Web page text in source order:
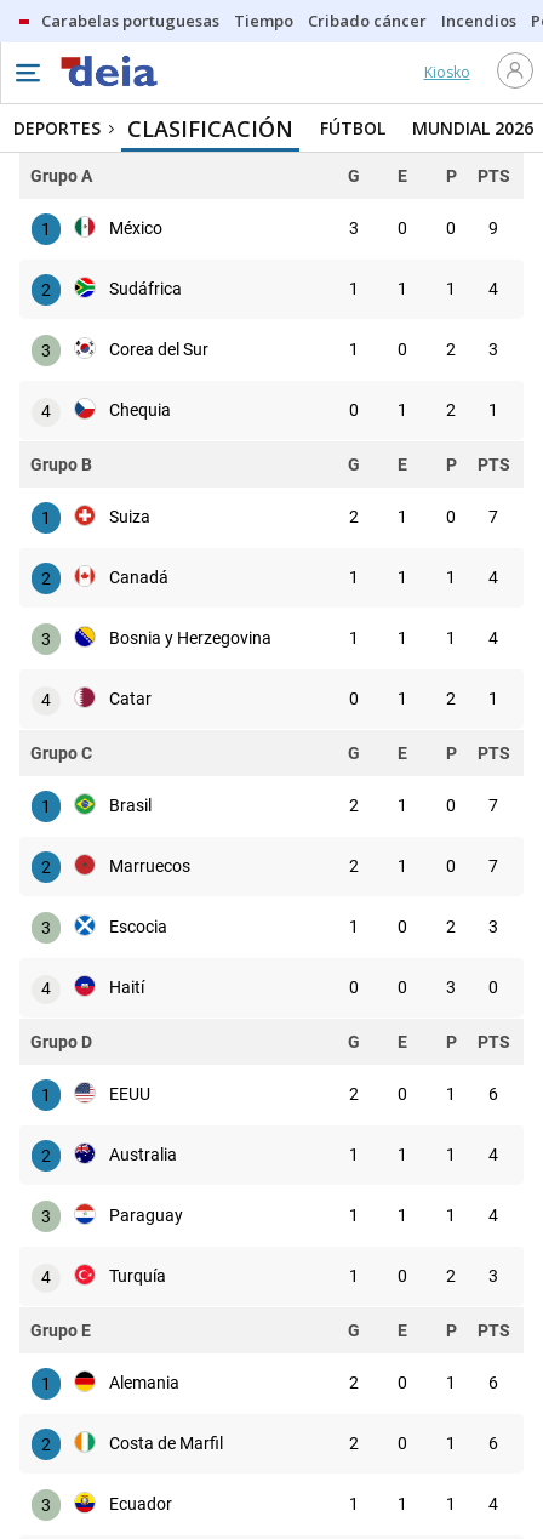
Carabelas portuguesas Tiempo Cribado cáncer Incendios
Kiosko
DEPORTES CLASIFICACIÓN FÚTBOL MUNDIAL 2026
Grupo A G E P PTS
1 México 3 0 0 9
2 Sudáfrica 1 1 1 4
3 Corea del Sur 1 0 2 3
4 Chequia 0 1 2 1
Grupo B G E P PTS
1 Suiza 2 1 0 7
2 Canadá 1 1 1 4
3 Bosnia y Herzegovina 1 1 1 4
4 Catar 0 1 2 1
Grupo C G E P PTS
1 Brasil 2 1 0 7
2 Marruecos 2 1 0 7
3 Escocia 1 0 2 3
4 Haití 0 0 3 0
Grupo D G E P PTS
1 EEUU 2 0 1 6
2 Australia 1 1 1 4
3 Paraguay 1 1 1 4
4 Turquía 1 0 2 3
Grupo E G E P PTS
1 Alemania 2 0 1 6
2 Costa de Marfil 2 0 1 6
3 Ecuador 1 1 1 4